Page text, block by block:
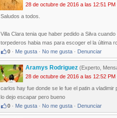
28 de octubre de 2016 a las 12:51 PM
Saludos a todos.
Villa Clara tenia que haber pedido a Silva
torpederos habia mas para escoger el la última
0 · Me gusta · No me gusta · Denunciar
Aramys Rodriguez (Experto,
28 de octubre de 2016 a las 12:52 PM
carlos hay fue donde se le fue el patin a
lo dejo escapar pero bueno
0 · Me gusta · No me gusta · Denunciar